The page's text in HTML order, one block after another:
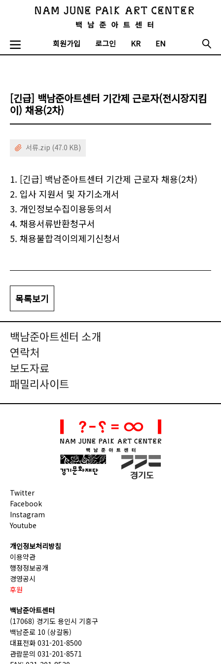
회원가입 로그인 KR EN
[긴급] 백남준아트센터 기간제 근로자(전시장지킴
이) 채용(2차)
서류.zip (47.0 KB)
1. [긴급] 백남준아트센터 기간제 근로자 채용(2차)
2. 입사 지원서 및 자기소개서
3. 개인정보수집이용동의서
4. 채용서류반환청구서
5. 채용불합격이의제기신청서
목록보기
백남준아트센터 소개
연락처
보도자료
패밀리사이트
Twitter
Facebook
Instagram
Youtube
개인정보처리방침
이용약관
행정정보공개
경영공시
후원
백남준아트센터
(17068) 경기도 용인시 기흥구
백남준로 10 (상갈동)
대표전화 031-201-8500
관람문의 031-201-8571